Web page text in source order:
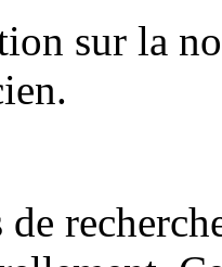
sur la